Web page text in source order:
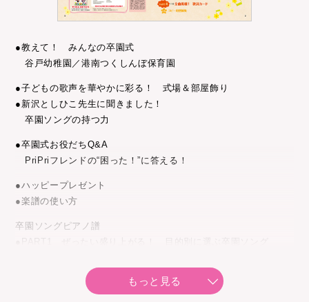
●教えて！ みんなの卒園式
谷戸幼稚園／港南つくしんぼ保育園
●子どもの歌声を華やかに彩る！ 式場＆部屋飾り
●新沢としひこ先生に聞きました！
卒園ソングの持つ力
●卒園式お役だちQ&A
PriPriフレンドの“困った！”に答える！
●ハッピープレゼント
●楽譜の使い方
卒園ソングピアノ譜
・大きくなっても
・おもいでたからもの
もっと見る